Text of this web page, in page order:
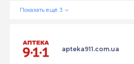
apteka911.com.ua